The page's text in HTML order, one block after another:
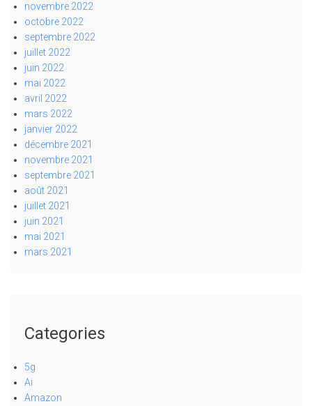
novembre 2022
octobre 2022
septembre 2022
juillet 2022
juin 2022
mai 2022
avril 2022
mars 2022
janvier 2022
décembre 2021
novembre 2021
septembre 2021
août 2021
juillet 2021
juin 2021
mai 2021
mars 2021
Categories
5g
Ai
Amazon